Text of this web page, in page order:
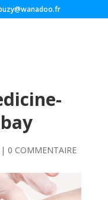
| 0 COMMENTAIRE